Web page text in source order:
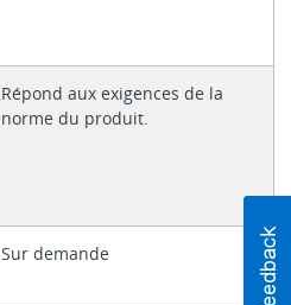
Répond aux exigences de la
norme du produit.
Sur demande